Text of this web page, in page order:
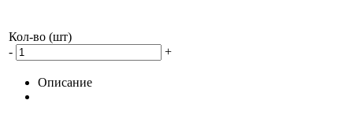
Кол-во (шт)
-
+
Описание